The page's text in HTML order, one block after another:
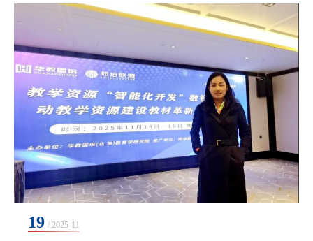
教融合基地，深入了解基地的建设与运行情况。通过现场观摩与交
流，调研组对学校产教融合的前瞻规划与系统化实施给予了充分肯
定。随后，双方在图书馆603南会议室举行座谈。创校校长、理事长
曹勇安，张静以及教务处相关人员参与交流。曹勇安作...
19 / 2025-11